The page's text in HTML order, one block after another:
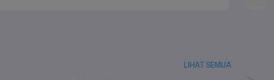
LIHAT SEMUA